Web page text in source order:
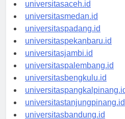
universitasaceh.id
universitasmedan.id
universitaspadang.id
universitaspekanbaru.id
universitasjambi.id
universitaspalembang.id
universitasbengkulu.id
universitaspangkalpinang.id
universitastanjungpinang.id